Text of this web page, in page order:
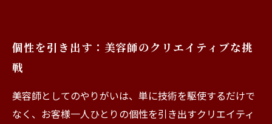
個性を引き出す：美容師のクリエイティブな挑
戦
美容師としてのやりがいは、単に技術を駆使するだけで
なく、お客様一人ひとりの個性を引き出すクリエイティ